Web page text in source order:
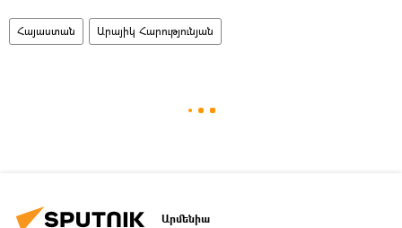
Հայաստան Արայիկ Հարությունյան
Արմենիա